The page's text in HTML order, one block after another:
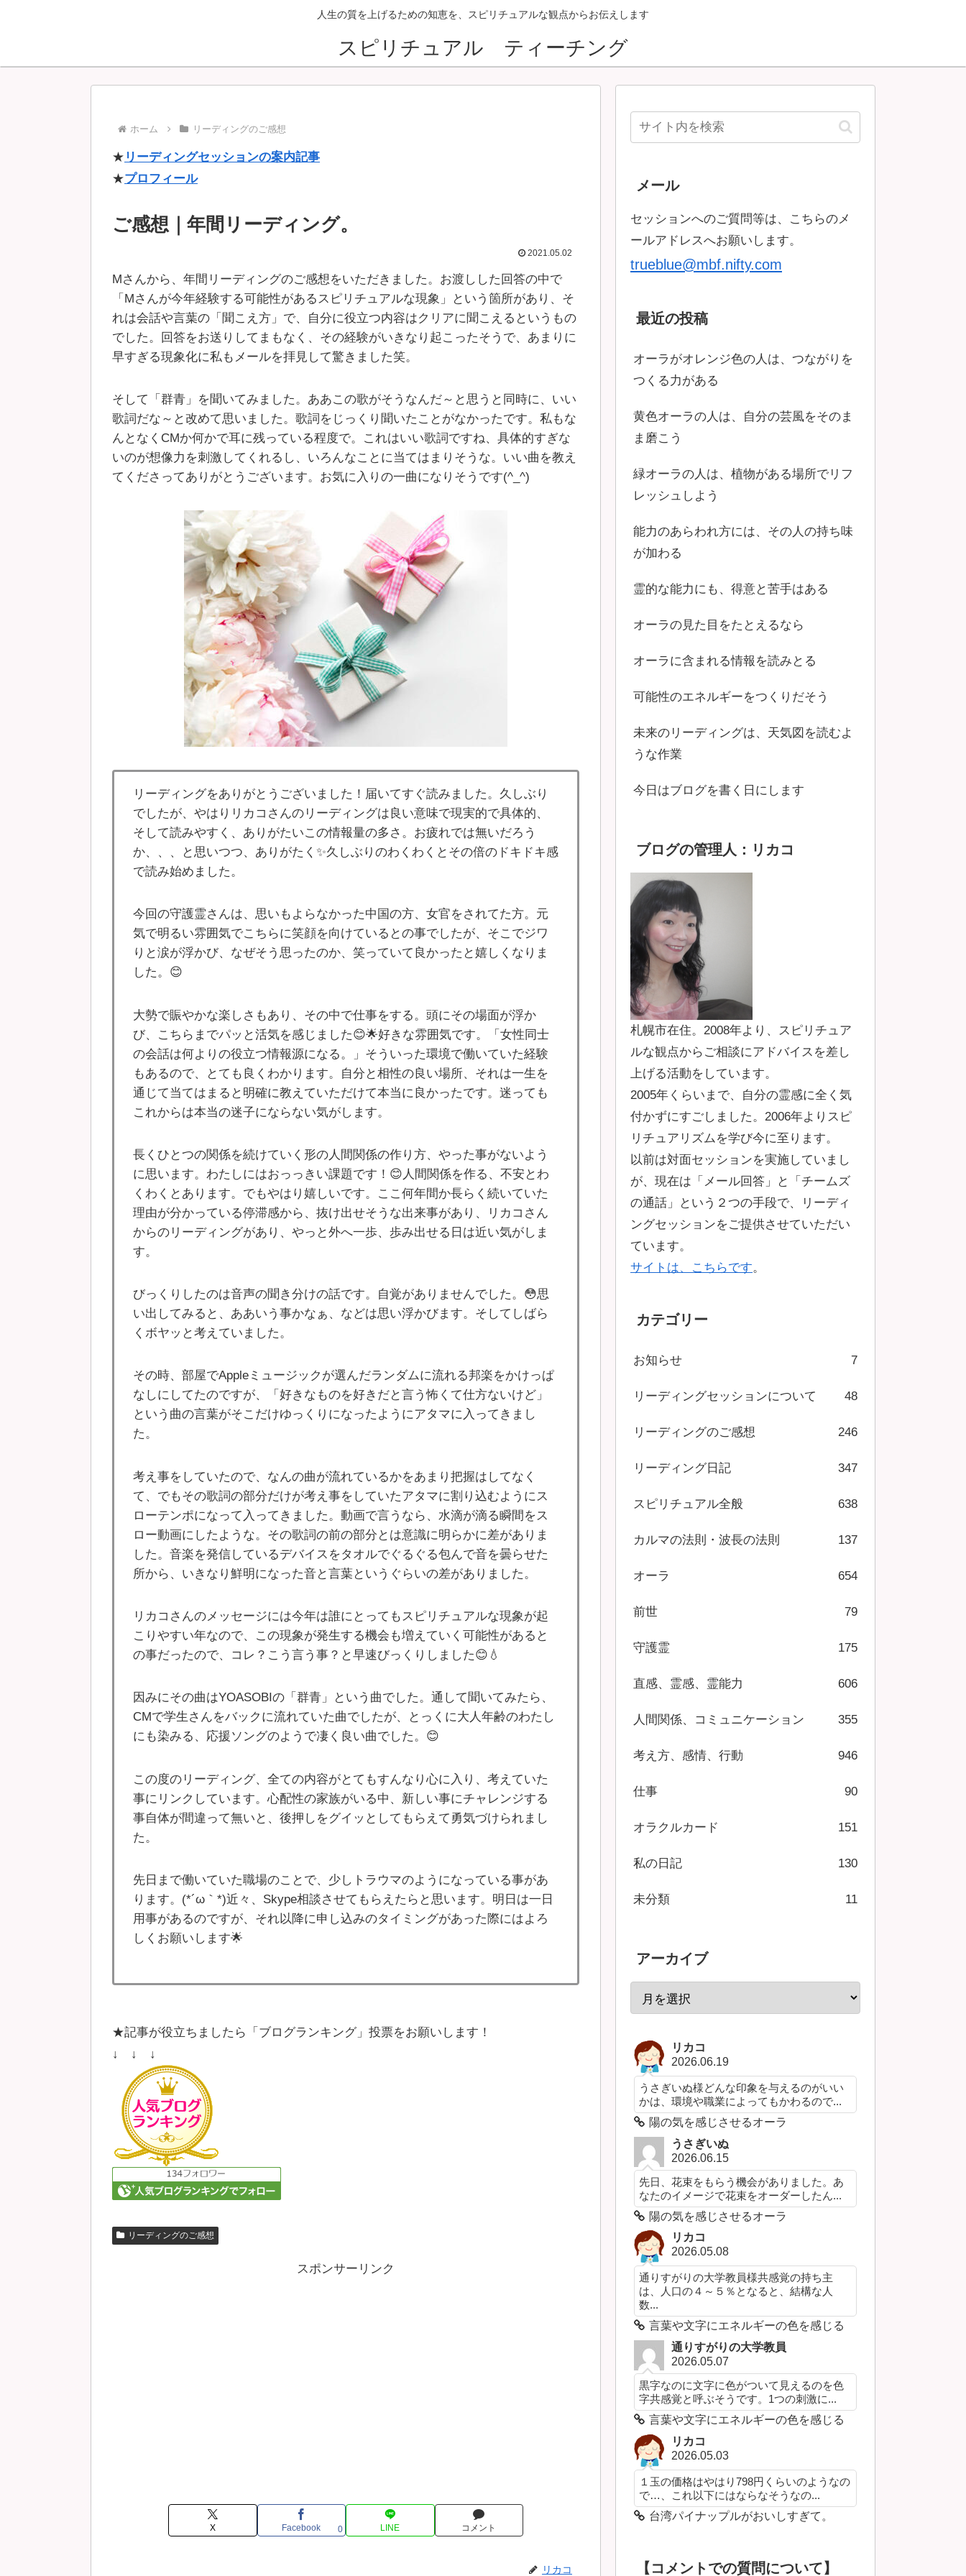
人生の質を上げるための知恵を、スピリチュアルな観点からお伝えします
スピリチュアル ティーチング
ホーム リーディングのご感想
★ リーディングセッションの案内記事
★プロフィール
ご感想｜年間リーディング。
2021.05.02
Mさんから、年間リーディングのご感想をいただきました。お渡しした回答の中で
「Mさんが今年経験する可能性があるスピリチュアルな現象」という箇所があり、そ
れは会話や言葉の「聞こえ方」で、自分に役立つ内容はクリアに聞こえるというもの
でした。回答をお送りしてまもなく、その経験がいきなり起こったそうで、あまりに
早すぎる現象化に私もメールを拝見して驚きました笑。
そして「群青」を聞いてみました。ああこの歌がそうなんだ～と思うと同時に、いい
歌詞だな～と改めて思いました。歌詞をじっくり聞いたことがなかったです。私もな
んとなくCMか何かで耳に残っている程度で。これはいい歌詞ですね、具体的すぎな
いのが想像力を刺激してくれるし、いろんなことに当てはまりそうな。いい曲を教え
てくださってありがとうございます。お気に入りの一曲になりそうです(^_^)
リーディングをありがとうございました！届いてすぐ読みました。久しぶり
でしたが、やはりリカコさんのリーディングは良い意味で現実的で具体的、
そして読みやすく、ありがたいこの情報量の多さ。お疲れでは無いだろう
か、、、と思いつつ、ありがたく✨久しぶりのわくわくとその倍のドキドキ感
で読み始めました。
今回の守護霊さんは、思いもよらなかった中国の方、女官をされてた方。元
気で明るい雰囲気でこちらに笑顔を向けているとの事でしたが、そこでジワ
りと涙が浮かび、なぜそう思ったのか、笑っていて良かったと嬉しくなりま
した。😊
大勢で賑やかな楽しさもあり、その中で仕事をする。頭にその場面が浮か
び、こちらまでパッと活気を感じました😊🌟好きな雰囲気です。「女性同士
の会話は何よりの役立つ情報源になる。」そういった環境で働いていた経験
もあるので、とても良くわかります。自分と相性の良い場所、それは一生を
通じて当てはまると明確に教えていただけて本当に良かったです。迷っても
これからは本当の迷子にならない気がします。
長くひとつの関係を続けていく形の人間関係の作り方、やった事がないよう
に思います。わたしにはおっっきい課題です！😊人間関係を作る、不安とわ
くわくとあります。でもやはり嬉しいです。ここ何年間か長らく続いていた
理由が分かっている停滞感から、抜け出せそうな出来事があり、リカコさん
からのリーディングがあり、やっと外へ一歩、歩み出せる日は近い気がしま
す。
びっくりしたのは音声の聞き分けの話です。自覚がありませんでした。😳思
い出してみると、ああいう事かなぁ、などは思い浮かびます。そしてしばら
くボヤッと考えていました。
その時、部屋でAppleミュージックが選んだランダムに流れる邦楽をかけっぱ
なしにしてたのですが、「好きなものを好きだと言う怖くて仕方ないけど」
という曲の言葉がそこだけゆっくりになったようにアタマに入ってきまし
た。
考え事をしていたので、なんの曲が流れているかをあまり把握はしてなく
て、でもその歌詞の部分だけが考え事をしていたアタマに割り込むようにス
ローテンポになって入ってきました。動画で言うなら、水滴が滴る瞬間をス
ロー動画にしたような。その歌詞の前の部分とは意識に明らかに差がありま
した。音楽を発信しているデバイスをタオルでぐるぐる包んで音を曇らせた
所から、いきなり鮮明になった音と言葉というぐらいの差がありました。
リカコさんのメッセージには今年は誰にとってもスピリチュアルな現象が起
こりやすい年なので、この現象が発生する機会も増えていく可能性があると
の事だったので、コレ？こう言う事？と早速びっくりしました😊💧
因みにその曲はYOASOBIの「群青」という曲でした。通して聞いてみたら、
CMで学生さんをバックに流れていた曲でしたが、とっくに大人年齢のわたし
にも染みる、応援ソングのようで凄く良い曲でした。😊
この度のリーディング、全ての内容がとてもすんなり心に入り、考えていた
事にリンクしています。心配性の家族がいる中、新しい事にチャレンジする
事自体が間違って無いと、後押しをグイッとしてもらえて勇気づけられまし
た。
先日まで働いていた職場のことで、少しトラウマのようになっている事があ
ります。(*´ω｀*)近々、Skype相談させてもらえたらと思います。明日は一日
用事があるのですが、それ以降に申し込みのタイミングがあった際にはよろ
しくお願いします🌟
★記事が役立ちましたら「ブログランキング」投票をお願いします！
↓ ↓ ↓
リーディングのご感想
スポンサーリンク
X Facebook 0 LINE コメント
リカコ
メール
セッションへのご質問等は、こちらのメ
ールアドレスへお願いします。
trueblue@mbf.nifty.com
最近の投稿
オーラがオレンジ色の人は、つながりを
つくる力がある
黄色オーラの人は、自分の芸風をそのま
ま磨こう
緑オーラの人は、植物がある場所でリフ
レッシュしよう
能力のあらわれ方には、その人の持ち味
が加わる
霊的な能力にも、得意と苦手はある
オーラの見た目をたとえるなら
オーラに含まれる情報を読みとる
可能性のエネルギーをつくりだそう
未来のリーディングは、天気図を読むよ
うな作業
今日はブログを書く日にします
ブログの管理人：リカコ
札幌市在住。2008年より、スピリチュア
ルな観点からご相談にアドバイスを差し
上げる活動をしています。
2005年くらいまで、自分の霊感に全く気
付かずにすごしました。2006年よりスピ
リチュアリズムを学び今に至ります。
以前は対面セッションを実施していまし
が、現在は「メール回答」と「チームズ
の通話」という２つの手段で、リーディ
ングセッションをご提供させていただい
ています。
サイトは、こちらです。
カテゴリー
お知らせ 7
リーディングセッションについて 48
リーディングのご感想 246
リーディング日記 347
スピリチュアル全般 638
カルマの法則・波長の法則 137
オーラ 654
前世 79
守護霊 175
直感、霊感、霊能力 606
人間関係、コミュニケーション 355
考え方、感情、行動 946
仕事 90
オラクルカード 151
私の日記 130
未分類 11
アーカイブ
リカコ
2026.06.19
うさぎいぬ様どんな印象を与えるのがいい
かは、環境や職業によってもかわるので...
陽の気を感じさせるオーラ
うさぎいぬ
2026.06.15
先日、花束をもらう機会がありました。あ
なたのイメージで花束をオーダーしたん...
陽の気を感じさせるオーラ
リカコ
2026.05.08
通りすがりの大学教員様共感覚の持ち主
は、人口の４～５％となると、結構な人
数...
言葉や文字にエネルギーの色を感じる
通りすがりの大学教員
2026.05.07
黒字なのに文字に色がついて見えるのを色
字共感覚と呼ぶそうです。1つの刺激に...
言葉や文字にエネルギーの色を感じる
リカコ
2026.05.03
１玉の価格はやはり798円くらいのようなの
で…、これ以下にはならなそうなの...
台湾パイナップルがおいしすぎて。
【コメントでの質問について】